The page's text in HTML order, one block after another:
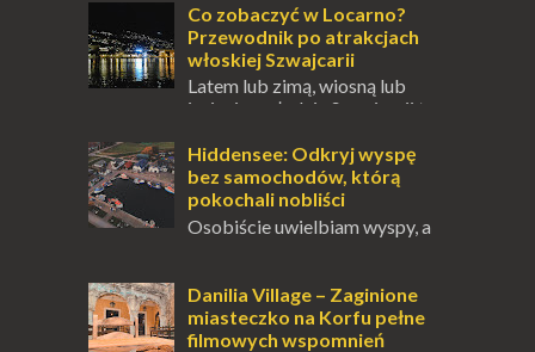
przetrwania lub romantycznym życiem. Dla
innych to nieustanne przebywanie z B...
Co zobaczyć w Locarno?
Przewodnik po atrakcjach
włoskiej Szwajcarii
Latem lub zimą, wiosną lub
jesienią, południe Szwajcarii to
odwiedzić. Moja zimowa podróż do
Locarno gwara...
Hiddensee: Odkryj wyspę
bez samochodów, którą
pokochali nobliści
Osobiście uwielbiam wyspy, a
pośrodku Bałtyku? To zawsze brzmi jak
doskonał...
Danilia Village – Zaginione
miasteczko na Korfu pełne
filmowych wspomnień